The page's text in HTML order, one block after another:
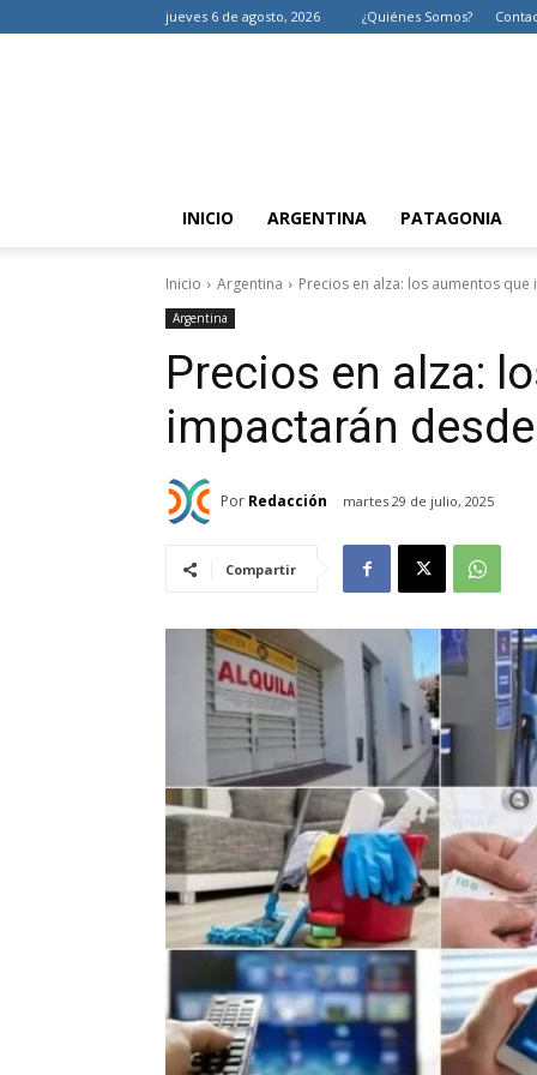
jueves 6 de agosto, 2026 ¿Quiénes Somos?
INICIO ARGENTINA PATAGONIA
Inicio Argentina Precios en alza: los aumentos
Argentina
Precios en alza:
impactarán
Por Redacción martes 29 de julio, 2025
Compartir